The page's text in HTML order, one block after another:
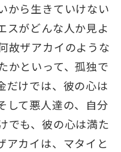
から生きていけない
スがどんな人か見よ
故ザアカイのような
かといって、孤独で
だけでは、彼の心は
して悪人達の、自分
でも、彼の心は満た
アカイは、マタイと